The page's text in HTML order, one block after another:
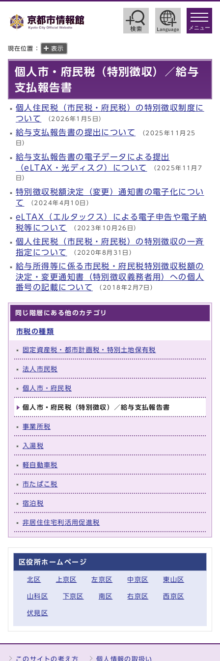
toggle
メニュー
現在位置： 表示
個人市・府民税（特別徴収）／給与
支払報告書
個人住民税（市民税・府民税）の特別徴収制度に
ついて （2026年1月5日）
給与支払報告書の提出について （2025年11月25
日）
給与支払報告書の電子データによる提出
（eLTAX・光ディスク）について （2025年11月7
日）
特別徴収税額決定（変更）通知書の電子化につい
て （2024年4月10日）
eLTAX（エルタックス）による電子申告や電子納
税等について （2023年10月26日）
個人住民税（市民税・府民税）の特別徴収の一斉
指定について （2020年8月31日）
給与所得等に係る市民税・府民税特別徴収税額の
決定・変更通知書（特別徴収義務者用）への個人
番号の記載について
（2018年2月7日）
同じ階層にある他のカテゴリ
市税の種類
固定資産税・都市計画税・特別土地保有税
法人市民税
個人市・府民税
個人市・府民税（特別徴収）／給与支払報告書
事業所税
入湯税
軽自動車税
市たばこ税
宿泊税
非居住住宅利活用促進税
区役所ホームページ
北区 上京区 左京区 中京区 東山区
山科区 下京区 南区 右京区 西京区
伏見区
このサイトの考え方 個人情報の取扱い